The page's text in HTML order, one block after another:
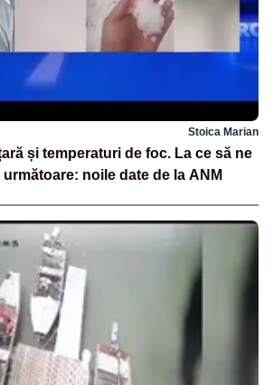
Stoica Marian
și temperaturi de foc. La ce să ne
noile date de la ANM